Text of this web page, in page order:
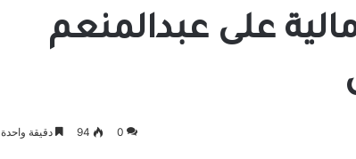
على عبدالمنعم
0
94 دقيقة واحدة